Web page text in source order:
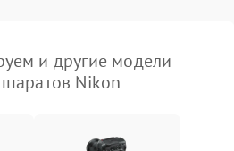
и другие модели
Nikon